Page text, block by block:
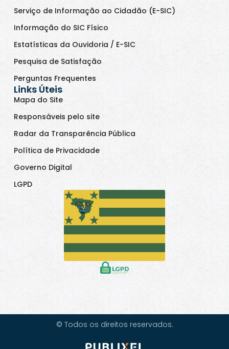
Serviço de Informação ao Cidadão (E-SIC)
Informação do SIC Físico
Estatísticas da Ouvidoria / E-SIC
Pesquisa de Satisfação
Perguntas Frequentes
Links Úteis
Mapa do Site
Responsáveis pelo site
Radar da Transparência Pública
Política de Privacidade
Governo Digital
LGPD
© Todos os direitos reservados.